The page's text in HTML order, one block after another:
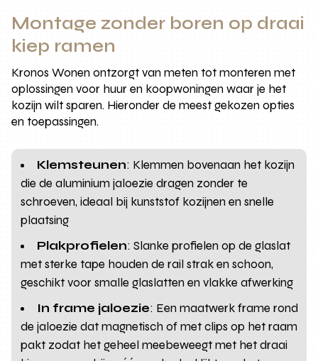
Montage zonder boren op draai
kiep ramen
Kronos Wonen ontzorgt van meten tot monteren met
oplossingen voor huur en koopwoningen waar je het
kozijn wilt sparen. Hieronder de meest gekozen opties
en toepassingen.
Klemsteunen: Klemmen bovenaan het kozijn
die de aluminium jaloezie dragen zonder te
schroeven, ideaal bij kunststof kozijnen en snelle
plaatsing
Plakprofielen: Slanke profielen op de glaslat
met sterke tape houden de rail strak en schoon,
geschikt voor smalle glaslatten en vlakke afwerking
In frame jaloezie: Een maatwerk frame rond
de jaloezie dat magnetisch of met clips op het raam
pakt zodat het geheel meebeweegt met het draai